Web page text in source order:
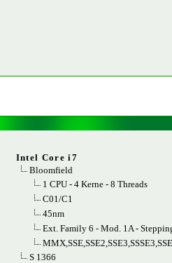
Intel Core i7
Bloomfield
1 CPU - 4 Kerne - 8 Threads
C01/C1
45nm
Ext. Family 6 - Mod. 1A -
S 1366